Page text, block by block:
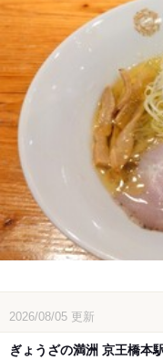
2026/08/05 更新
ぎょうざの満洲 京王橋本